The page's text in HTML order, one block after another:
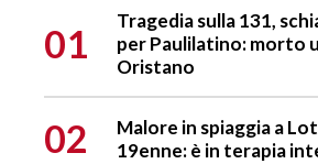
01
Tragedia sulla 131,
per Paulilatino: morto
Oristano
02
Malore in spiaggia a
19enne: è in terapia